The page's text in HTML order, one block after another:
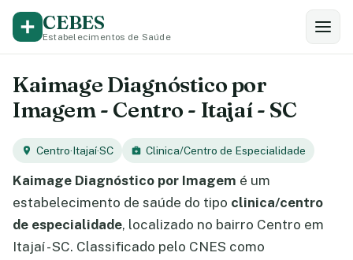
CEBES
Estabelecimentos de Saúde
Kaimage Diagnóstico por
Imagem - Centro - Itajaí - SC
Centro·Itajaí·SC Clinica/Centro de Especialidade
Kaimage Diagnóstico por Imagem é um
estabelecimento de saúde do tipo clinica/centro
de especialidade, localizado no bairro Centro em
Itajaí - SC. Classificado pelo CNES como